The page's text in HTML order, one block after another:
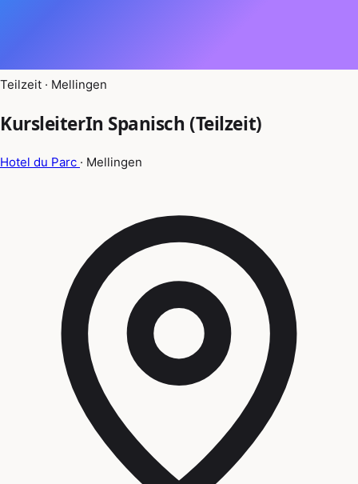
Teilzeit · Mellingen
KursleiterIn Spanisch (Teilzeit)
Hotel du Parc · Mellingen